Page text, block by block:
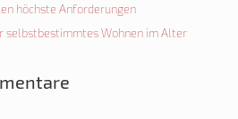
höchste Anforderungen
selbstbestimmtes Wohnen im Alter